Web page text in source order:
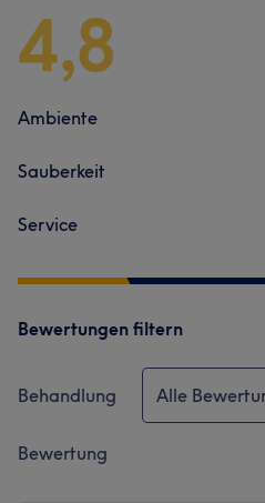
4,8
Ambiente
Sauberkeit
Service
Bewertungen filtern
Behandlung Alle
Bewertung